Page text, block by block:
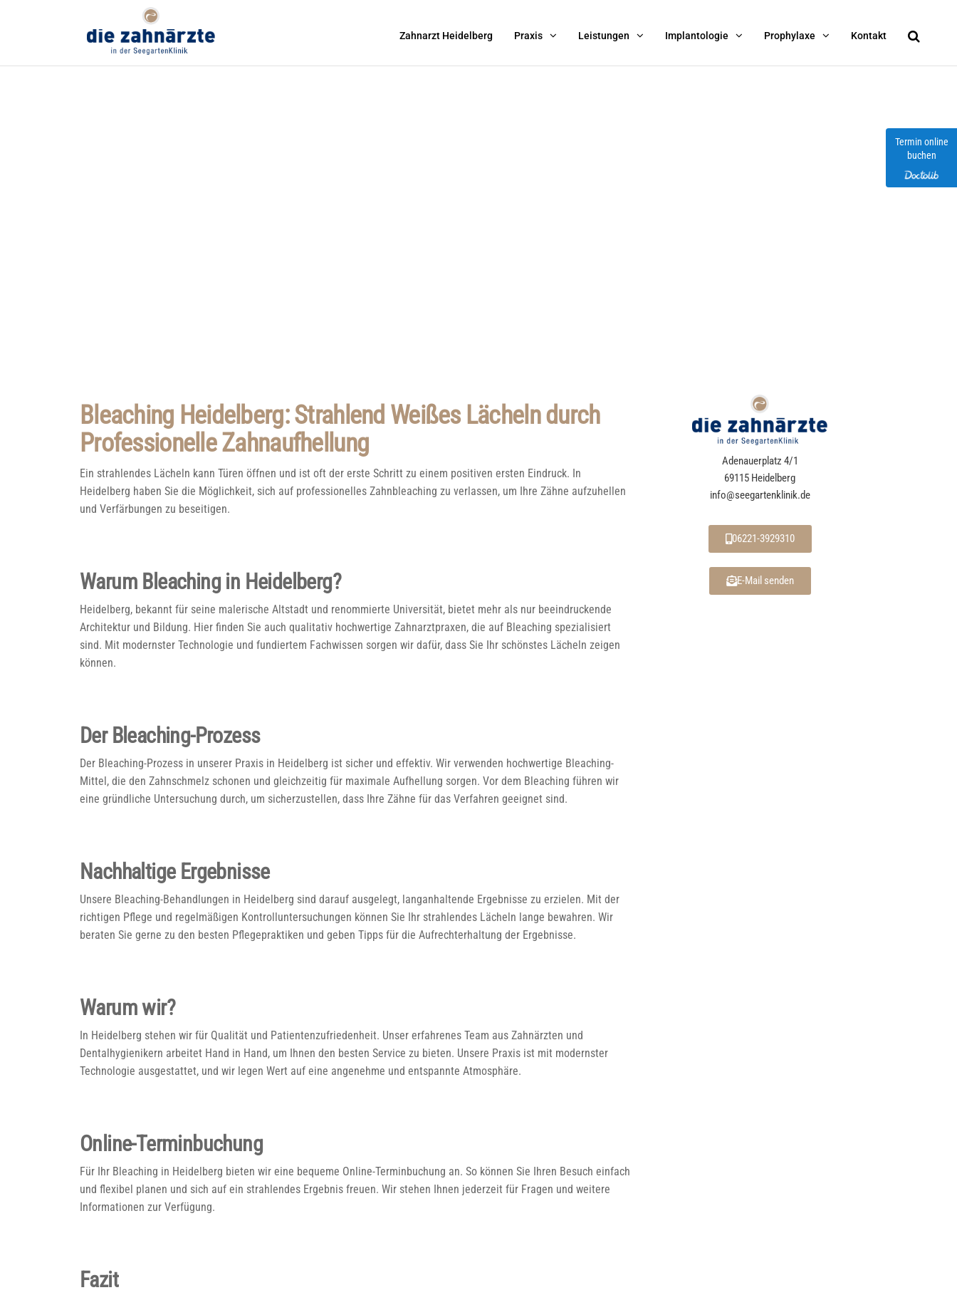
HEIDELBERG
Zahnarzt Heidelberg Praxis Leistungen Implantologie Prophylaxe Kontakt
Bleaching Heidelberg: Strahlend Weißes Lächeln durch
Professionelle Zahnaufhellung
Ein strahlendes Lächeln kann Türen öffnen und ist oft der erste Schritt zu einem positiven ersten Eindruck. In
Heidelberg haben Sie die Möglichkeit, sich auf professionelles Zahnbleaching zu verlassen, um Ihre Zähne aufzuhellen
und Verfärbungen zu beseitigen.
Warum Bleaching in Heidelberg?
Heidelberg, bekannt für seine malerische Altstadt und renommierte Universität, bietet mehr als nur beeindruckende
Architektur und Bildung. Hier finden Sie auch qualitativ hochwertige Zahnarztpraxen, die auf Bleaching spezialisiert
sind. Mit modernster Technologie und fundiertem Fachwissen sorgen wir dafür, dass Sie Ihr schönstes Lächeln zeigen
können.
Der Bleaching-Prozess
Der Bleaching-Prozess in unserer Praxis in Heidelberg ist sicher und effektiv. Wir verwenden hochwertige Bleaching-
Mittel, die den Zahnschmelz schonen und gleichzeitig für maximale Aufhellung sorgen. Vor dem Bleaching führen wir
eine gründliche Untersuchung durch, um sicherzustellen, dass Ihre Zähne für das Verfahren geeignet sind.
Nachhaltige Ergebnisse
Unsere Bleaching-Behandlungen in Heidelberg sind darauf ausgelegt, langanhaltende Ergebnisse zu erzielen. Mit der
richtigen Pflege und regelmäßigen Kontrolluntersuchungen können Sie Ihr strahlendes Lächeln lange bewahren. Wir
beraten Sie gerne zu den besten Pflegepraktiken und geben Tipps für die Aufrechterhaltung der Ergebnisse.
Warum wir?
In Heidelberg stehen wir für Qualität und Patientenzufriedenheit. Unser erfahrenes Team aus Zahnärzten und
Dentalhygienikern arbeitet Hand in Hand, um Ihnen den besten Service zu bieten. Unsere Praxis ist mit modernster
Technologie ausgestattet, und wir legen Wert auf eine angenehme und entspannte Atmosphäre.
Online-Terminbuchung
Für Ihr Bleaching in Heidelberg bieten wir eine bequeme Online-Terminbuchung an. So können Sie Ihren Besuch einfach
und flexibel planen und sich auf ein strahlendes Ergebnis freuen. Wir stehen Ihnen jederzeit für Fragen und weitere
Informationen zur Verfügung.
Fazit
Adenauerplatz 4/1
69115 Heidelberg
info@seegartenklinik.de
06221-3929310
E-Mail senden
Termin online
buchen